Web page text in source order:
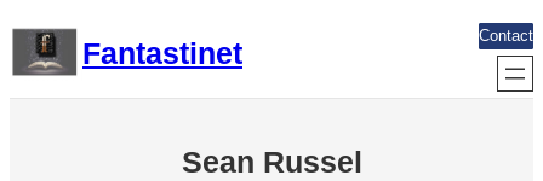
contenu
Fantastinet
Contact
Sean Russel